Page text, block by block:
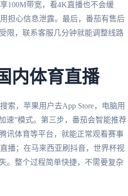
100M带宽，看4K直播也不会缓
担心信息泄露。最后，番茄有售后
限，联系客服几分钟就能调整线路
内体育直播
，苹果用户去App Store，电脑用
速”模式。第三步，番茄会智能推荐
讯体育等平台，就能正常观看赛事
播；在马来西亚刷抖音，世界杯视
。整个过程简单快捷，不需要复杂